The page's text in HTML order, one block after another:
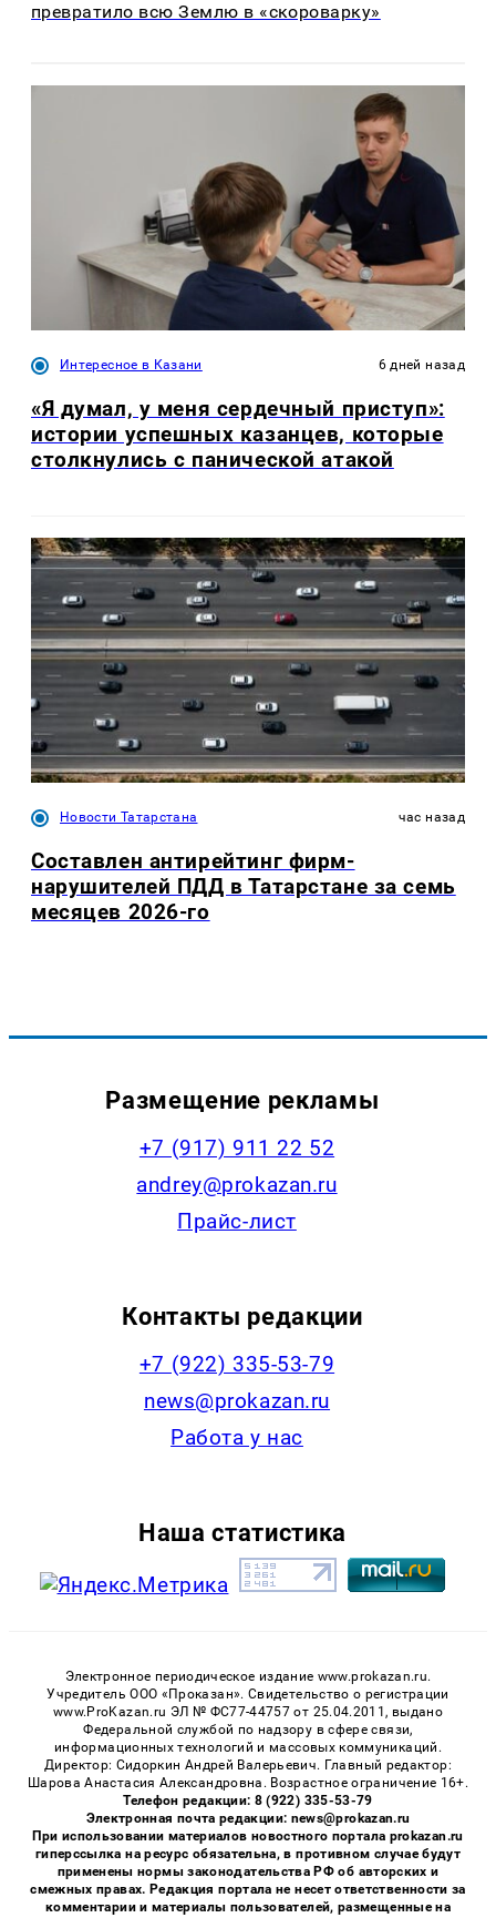
превратило всю Землю в «скороварку»
Интересное в Казани 6 дней назад
«Я думал, у меня сердечный приступ»:
истории успешных казанцев, которые
столкнулись с панической атакой
Новости Татарстана час назад
Составлен антирейтинг фирм-
нарушителей ПДД в Татарстане за семь
месяцев 2026-го
Размещение рекламы
+7 (917) 911 22 52
andrey@prokazan.ru
Прайс-лист
Контакты редакции
+7 (922) 335-53-79
news@prokazan.ru
Работа у нас
Наша статистика
Электронное периодическое издание www.prokazan.ru.
Учредитель ООО «Проказан». Cвидетельство о регистрации
www.ProKazan.ru ЭЛ № ФС77-44757 от 25.04.2011, выдано
Федеральной службой по надзору в сфере связи,
информационных технологий и массовых коммуникаций.
Директор: Сидоркин Андрей Валерьевич. Главный редактор:
Шарова Анастасия Александровна. Возрастное ограничение 16+.
Телефон редакции: 8 (922) 335-53-79
Электронная почта редакции: news@prokazan.ru
При использовании материалов новостного портала prokazan.ru
гиперссылка на ресурс обязательна, в противном случае будут
применены нормы законодательства РФ об авторских и
смежных правах. Редакция портала не несет ответственности за
комментарии и материалы пользователей, размещенные на